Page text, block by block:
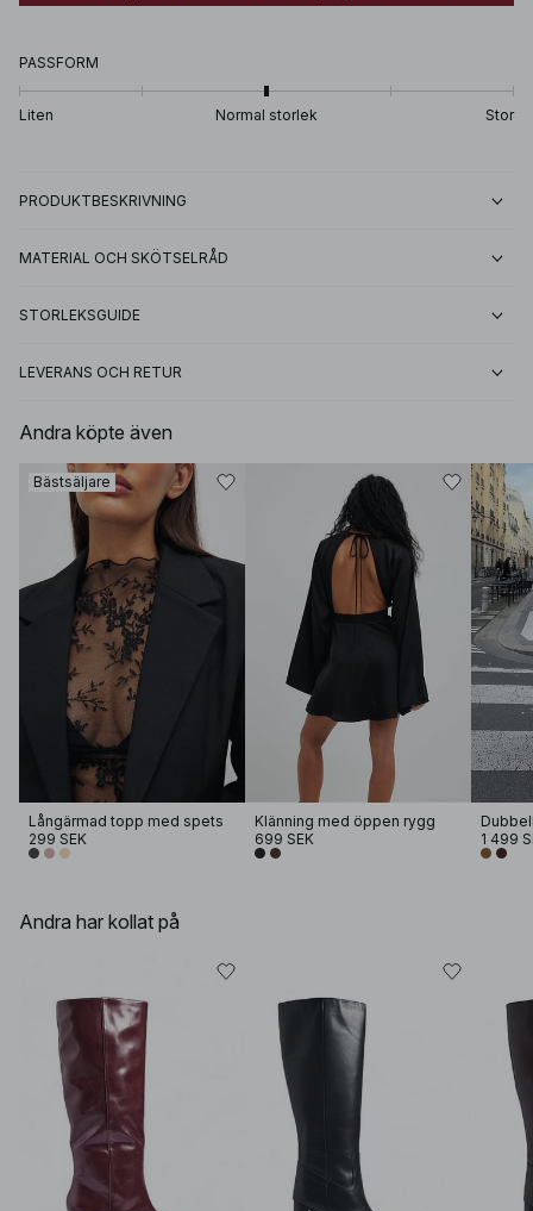
PASSFORM
Liten Normal storlek Stor
PRODUKTBESKRIVNING
MATERIAL OCH SKÖTSELRÅD
STORLEKSGUIDE
LEVERANS OCH RETUR
Andra köpte även
Bästsäljare
Långärmad topp med spets
299 SEK
Klänning med öppen rygg
699 SEK
1 499
Andra har kollat på